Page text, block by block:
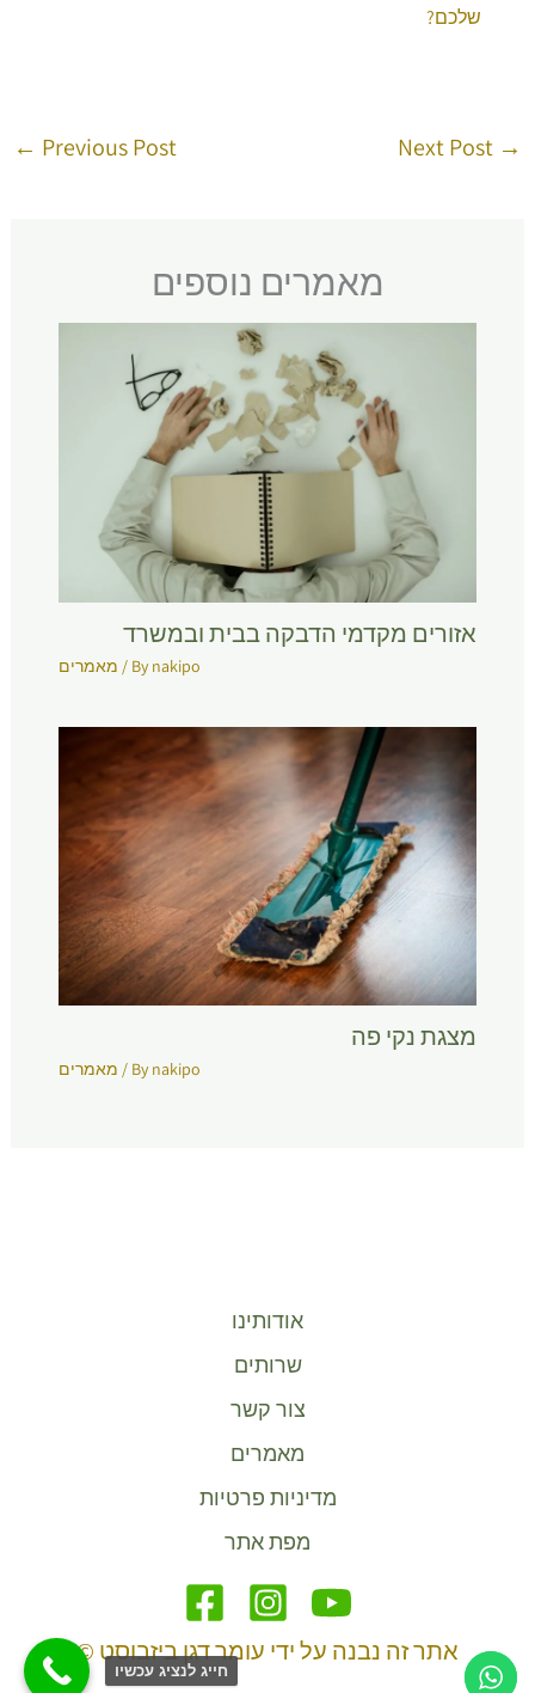
שלכם?
← Previous Post Next Post →
מאמרים נוספים
אזורים מקדמי הדבקה בבית ובמשרד
מאמרים / Bynakipo
מצגת נקי פה
מאמרים / Bynakipo
אודותינו
שרותים
צור קשר
מאמרים
מדיניות פרטיות
מפת אתר
אתר זה נבנה על ידי עומר דגן ביזבוסט ©
חייג לנציג עכשיו